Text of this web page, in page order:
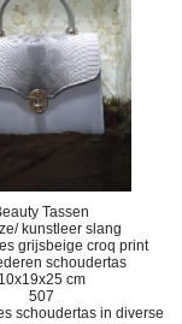
Tassen
kunstleer slang
grijsbeige croq print
schoudertas
10x19x25 cm
507
schoudertas in diverse